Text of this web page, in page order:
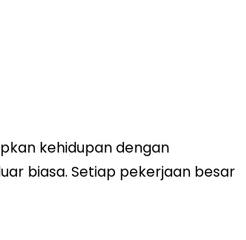
kehidupan dengan
biasa. Setiap pekerjaan besar